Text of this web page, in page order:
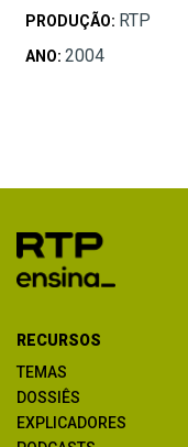
PRODUÇÃO: RTP
ANO: 2004
RECURSOS
TEMAS
DOSSIÊS
EXPLICADORES